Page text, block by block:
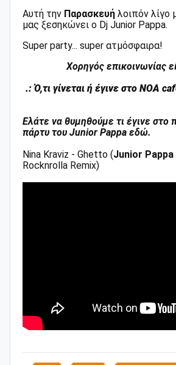
Αυτή την Παρασκευή λοιπόν λίγο
μας ξεσηκώνει ο Dj Junior Pappa.
Super party... super ατμόσφαιρα!
Χορηγός επικοινωνίας
.: Ό,τι γίνεται ή έγινε στο ΝΟΑ
Ελάτε να θυμηθούμε τι έγινε στο
πάρτυ του Junior Pappa εδώ.
Nina Kraviz - Ghetto (Junior Pappa
Rocknrolla Remix)